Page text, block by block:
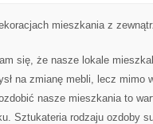
mieszkania z
się, że nasze lokale
na zmianę mebli, lecz mimo
nasze mieszkania to
Sztukateria rodzaju ozdoby